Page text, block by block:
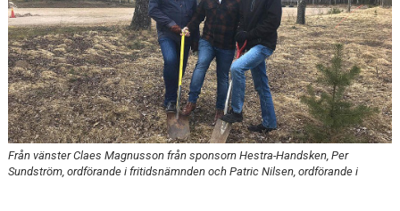
Från vänster Claes Magnusson från sponsorn Hestra-Handsken, Per
Sundström, ordförande i fritidsnämnden och Patric Nilsen, ordförande i